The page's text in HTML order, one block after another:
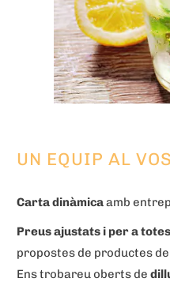
UN EQUIP AL
Carta dinàmicaamb
Preus ajustats i per a
propostes de productes
Ens trobareu oberts de